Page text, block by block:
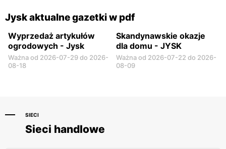
Jysk aktualne gazetki w pdf
Wyprzedaż artykułów
ogrodowych - Jysk
Ważna od 2026-07-29 do 2026-
08-18
Skandynawskie okazje
dla domu - JYSK
Ważna od 2026-07-22 do 2026-
08-09
SIECI
Sieci handlowe